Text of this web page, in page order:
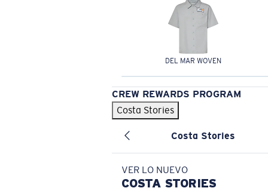
DEL MAR WOVEN
CREW REWARDS PROGRAM
Costa Stories
Costa Stories
VER LO NUEVO
COSTA STORIES